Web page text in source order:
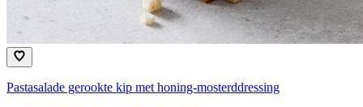
Pastasalade gerookte kip met honing-mosterddressing